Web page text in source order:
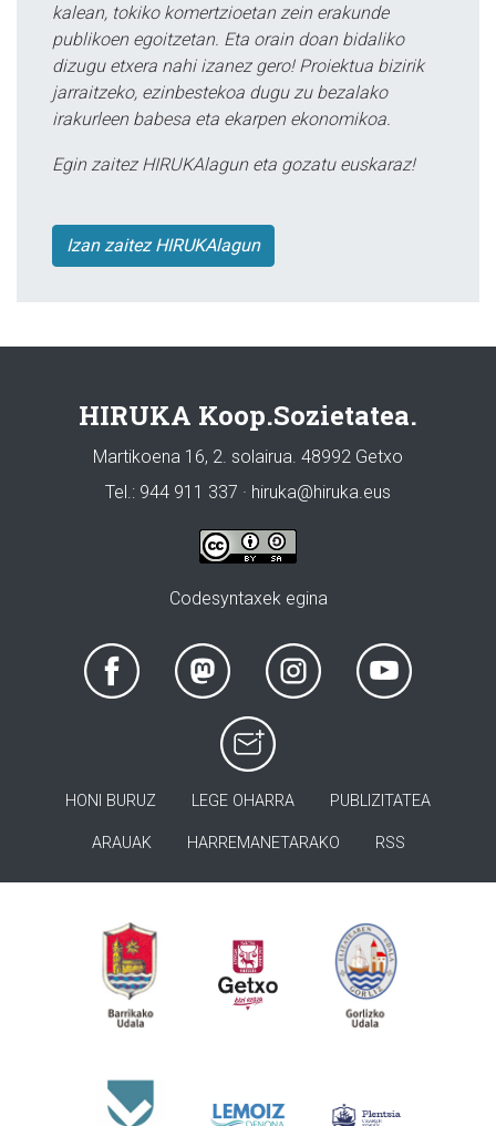
kalean, tokiko komertzioetan zein erakunde
publikoen egoitzetan. Eta orain doan bidaliko
dizugu etxera nahi izanez gero! Proiektua bizirik
jarraitzeko, ezinbestekoa dugu zu bezalako
irakurleen babesa eta ekarpen ekonomikoa.
Egin zaitez HIRUKAlagun eta gozatu euskaraz!
Izan zaitez HIRUKAlagun
HIRUKA Koop.Sozietatea.
Martikoena 16, 2. solairua. 48992 Getxo
Tel.: 944 911 337 · hiruka@hiruka.eus
Codesyntaxek egina
HONI BURUZ LEGE OHARRA PUBLIZITATEA
ARAUAK HARREMANETARAKO RSS